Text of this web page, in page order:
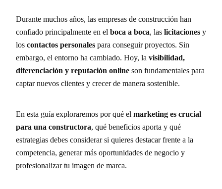
Durante muchos años, las empresas de construcción han
confiado principalmente en el boca a boca, las licitaciones y
los contactos personales para conseguir proyectos. Sin
embargo, el entorno ha cambiado. Hoy, la visibilidad,
diferenciación y reputación online son fundamentales para
captar nuevos clientes y crecer de manera sostenible.
En esta guía exploraremos por qué el marketing es crucial
para una constructora, qué beneficios aporta y qué
estrategias debes considerar si quieres destacar frente a la
competencia, generar más oportunidades de negocio y
profesionalizar tu imagen de marca.